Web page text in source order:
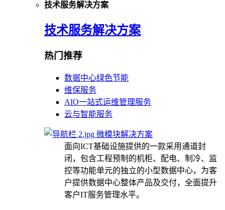
技术服务解决方案
技术服务解决方案
热门推荐
数据中心绿色节能
维保服务
AIO一站式运维管理服务
云与智能服务
微模块解决方案
面向ICT基础设施提供的一款采用通道封
闭，包含工程预制的机柜、配电、制冷、监
控等功能单元的独立的小型数据中心，为客
户提供数据中心整体产品及交付，全面提升
客户IT服务管理水平。